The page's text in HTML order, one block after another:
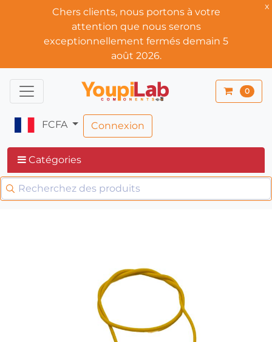
x
Chers clients, nous portons à votre
attention que nous serons
exceptionnellement fermés demain 5
août 2026.
0
FCFA Connexion
Catégories